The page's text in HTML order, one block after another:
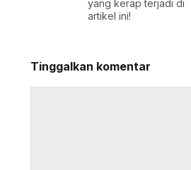
yang kerap terjadi di
artikel ini!
Tinggalkan komentar